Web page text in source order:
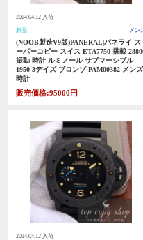
2024.04.12 入荷
新品 メン
(NOOB製造V9版)PANERAL|パネライ ス
ーパーコピー スイス ETA7750 搭載
振動 時計 ルミノール サブマーシブル
1950 3デイズ ブロンゾ PAM00382 メンズ
時計
販売価格:95000円
2024.04.12 入荷